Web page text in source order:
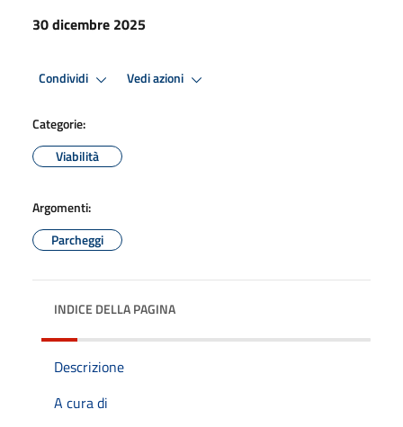
30 dicembre 2025
Condividi Vedi azioni
Categorie:
Viabilità
Argomenti:
Parcheggi
INDICE DELLA PAGINA
Descrizione
A cura di